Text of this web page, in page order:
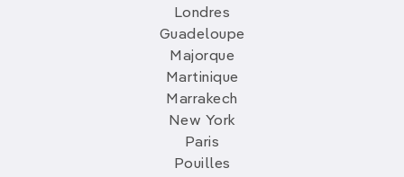
Londres
Guadeloupe
Majorque
Martinique
Marrakech
New York
Paris
Pouilles